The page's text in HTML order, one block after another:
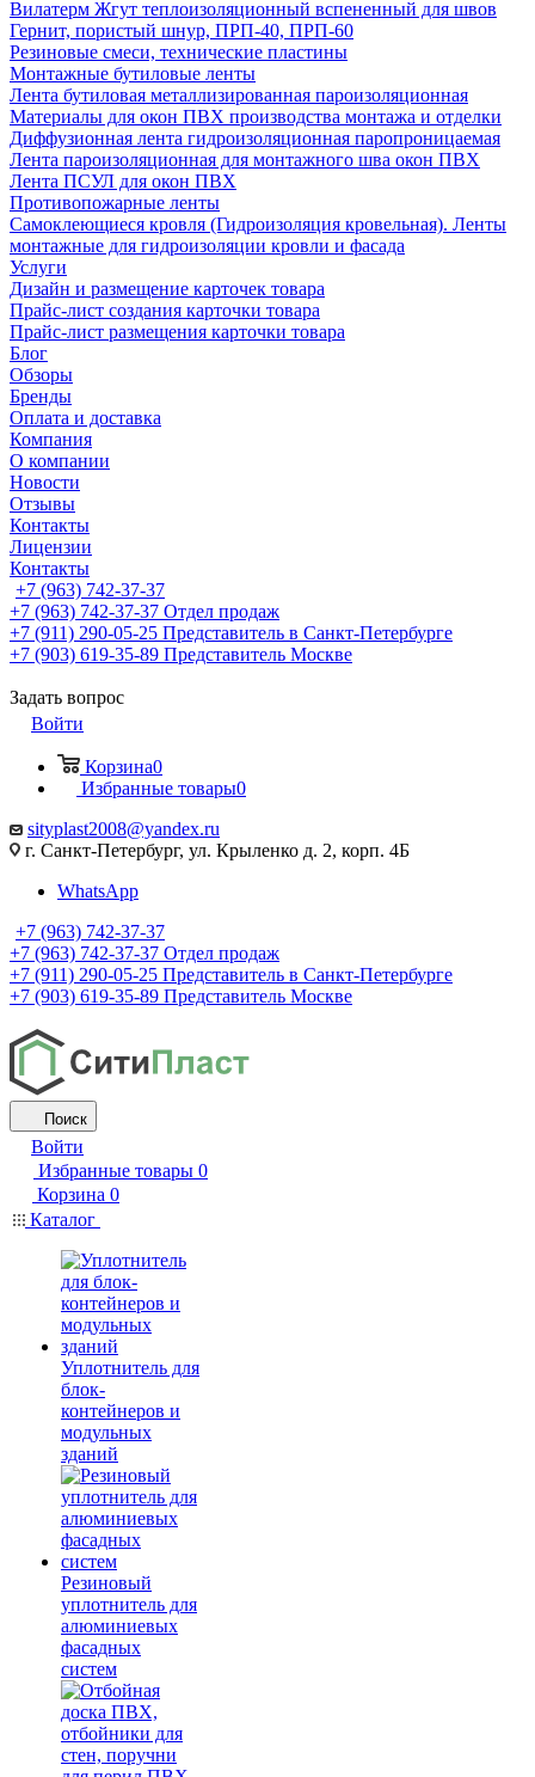
Вилатерм Жгут теплоизоляционный вспененный для швов
Гернит, пористый шнур, ПРП-40, ПРП-60
Резиновые смеси, технические пластины
Монтажные бутиловые ленты
Лента бутиловая металлизированная пароизоляционная
Материалы для окон ПВХ производства монтажа и отделки
Диффузионная лента гидроизоляционная паропроницаемая
Лента пароизоляционная для монтажного шва окон ПВХ
Лента ПСУЛ для окон ПВХ
Противопожарные ленты
Самоклеющиеся кровля (Гидроизоляция кровельная). Ленты
монтажные для гидроизоляции кровли и фасада
Услуги
Дизайн и размещение карточек товара
Прайс-лист создания карточки товара
Прайс-лист размещения карточки товара
Блог
Обзоры
Бренды
Оплата и доставка
Компания
О компании
Новости
Отзывы
Контакты
Лицензии
Контакты
+7 (963) 742-37-37
+7 (963) 742-37-37 Отдел продаж
+7 (911) 290-05-25 Представитель в Санкт-Петербурге
+7 (903) 619-35-89 Представитель Москве
Задать вопрос
Войти
Корзина0
Избранные товары0
sityplast2008@yandex.ru
г. Санкт-Петербург, ул. Крыленко д. 2, корп. 4Б
WhatsApp
+7 (963) 742-37-37
+7 (963) 742-37-37 Отдел продаж
+7 (911) 290-05-25 Представитель в Санкт-Петербурге
+7 (903) 619-35-89 Представитель Москве
Поиск
Войти
Избранные товары 0
Корзина 0
Каталог
Уплотнитель для
блок-
контейнеров и
модульных
зданий
Резиновый
уплотнитель для
алюминиевых
фасадных
систем